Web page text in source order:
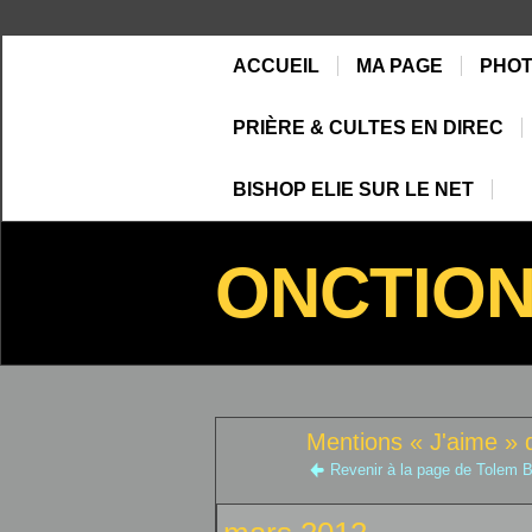
ACCUEIL MA PAGE
PRIÈRE & CULTES EN DIREC
BISHOP ELIE SUR LE NET
Mentions « J'aime »
Revenir à la page de Tolem